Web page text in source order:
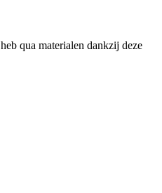
qua materialen dankzij deze